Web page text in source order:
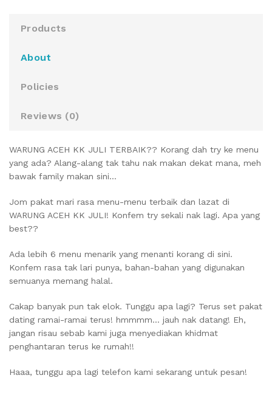
Products
About
Policies
Reviews (0)
WARUNG ACEH KK JULI TERBAIK?? Korang dah try ke menu
yang ada? Alang-alang tak tahu nak makan dekat mana, meh
bawak family makan sini…
Jom pakat mari rasa menu-menu terbaik dan lazat di
WARUNG ACEH KK JULI! Konfem try sekali nak lagi. Apa yang
best??
Ada lebih 6 menu menarik yang menanti korang di sini.
Konfem rasa tak lari punya, bahan-bahan yang digunakan
semuanya memang halal.
Cakap banyak pun tak elok. Tunggu apa lagi? Terus set pakat
dating ramai-ramai terus! hmmmm… jauh nak datang! Eh,
jangan risau sebab kami juga menyediakan khidmat
penghantaran terus ke rumah!!
Haaa, tunggu apa lagi telefon kami sekarang untuk pesan!